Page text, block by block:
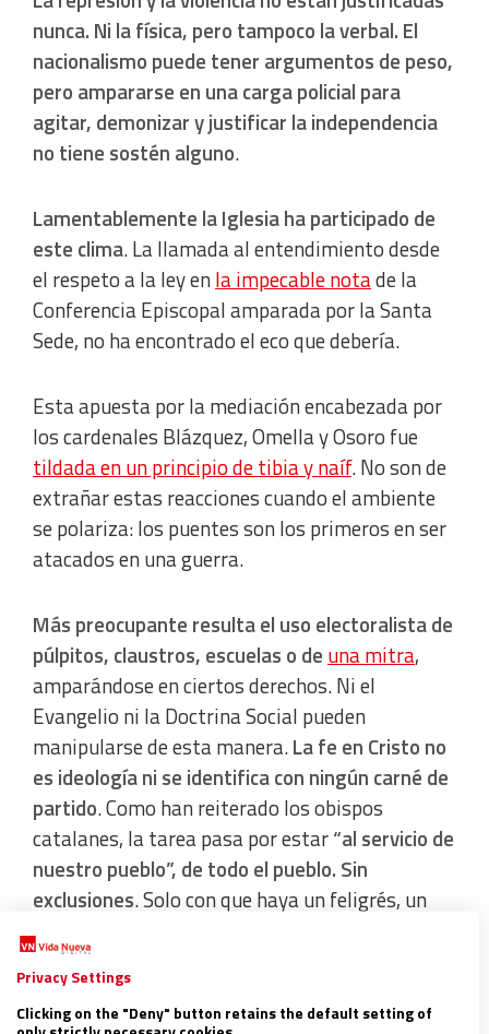
nunca. Ni la física, pero tampoco la verbal. El
nacionalismo puede tener argumentos de peso,
pero ampararse en una carga policial para
agitar, demonizar y justificar la independencia
no tiene sostén alguno.
Lamentablemente la Iglesia ha participado de
este clima. La llamada al entendimiento desde
el respeto a la ley enla impecable notade la
Conferencia Episcopal amparada por la Santa
Sede, no ha encontrado el eco que debería.
Esta apuesta por la mediación encabezada por
los cardenales Blázquez, Omella y Osoro fue
tildada en un principio de tibia y naíf. No son de
extrañar estas reacciones cuando el ambiente
se polariza: los puentes son los primeros en ser
atacados en una guerra.
Más preocupante resulta el uso electoralista de
púlpitos, claustros, escuelas o de una mitra,
amparándose en ciertos derechos. Ni el
Evangelio ni la Doctrina Social pueden
manipularse de esta manera.La fe en Cristo no
es ideología ni se identifica con ningún carné de
partido. Como han reiterado los obispos
catalanes, la tarea pasa por estar“al servicio de
nuestro pueblo”, de todo el pueblo. Sin
exclusiones. Solo con que haya un feligrés, un
hermano o un alumno que se sienta juzgado o
rechazado se ha fracasado en la misión
evangelizadora. Por eso, es tiempo de un serio
examen de conciencia: ¿conflicto o diálogo?
Privacy Settings
Clicking on the "Deny" button retains the default setting of